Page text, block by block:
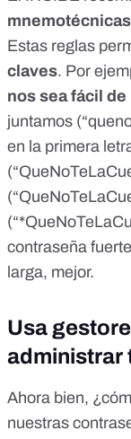
mnemotécnicas
Estas reglas
claves. Por
nos sea fácil
juntamos
en la primera
contraseña
larga, mejor.
Usa
administrar
Ahora bien,
nuestras